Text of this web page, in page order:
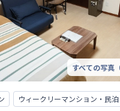
すべての写真
ウィークリーマンション・民泊